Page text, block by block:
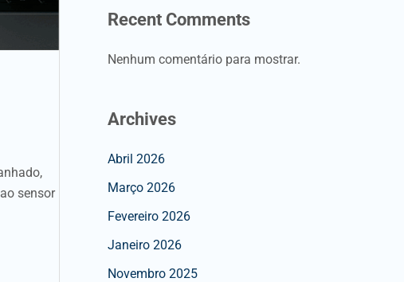
sensor
Recent Comments
Nenhum comentário para mostrar.
Archives
Abril 2026
Março 2026
Fevereiro 2026
Janeiro 2026
Novembro 2025